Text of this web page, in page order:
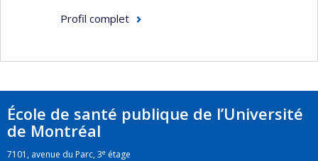
Profil complet
École de santé publique de l’Université
de Montréal
7101, avenue du Parc, 3e étage